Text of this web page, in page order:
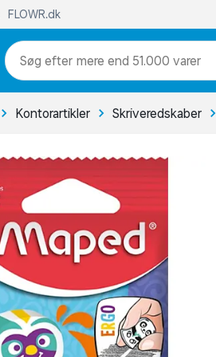
FLOWR.dk
mere end 51.000 varer
Kontorartikler Skriveredskaber